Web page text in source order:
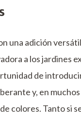
una adición
a los jardines
de
y, en muchos
colores. Tanto si